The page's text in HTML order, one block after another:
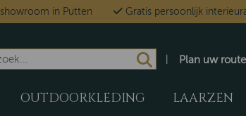
showroom in Putten Gratis persoonlijk
Plan uw route
OUTDOORKLEDING LAARZEN